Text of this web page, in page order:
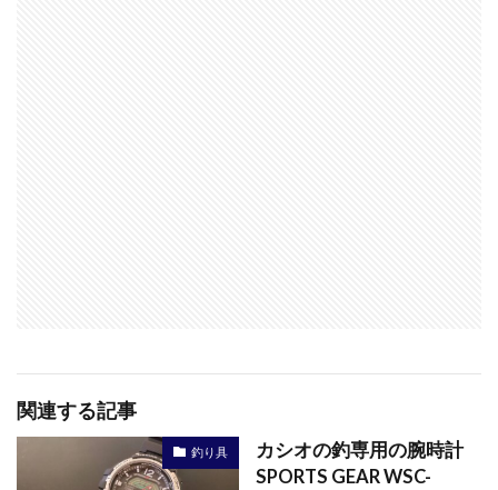
関連する記事
釣り具
カシオの釣専用の腕時計
SPORTS GEAR WSC-